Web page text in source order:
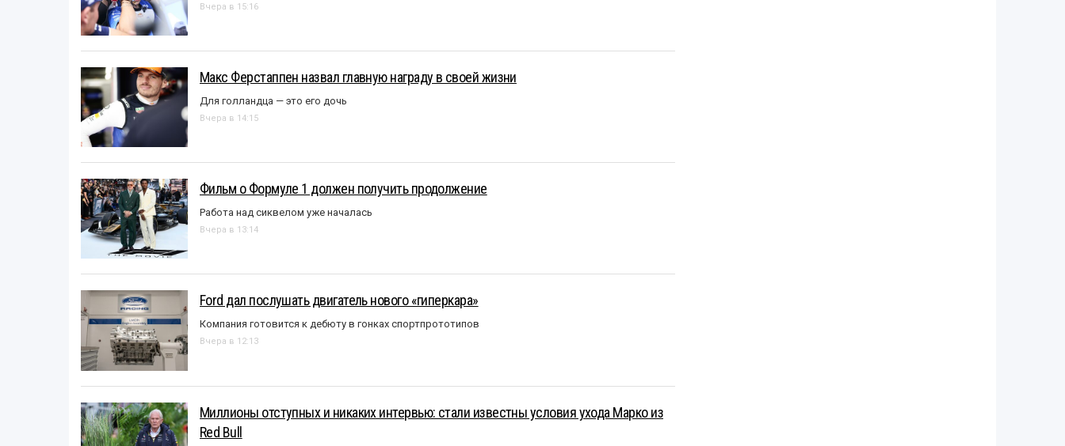
Вчера в 15:16
Макс Ферстаппен назвал главную награду в своей жизни
Для голландца — это его дочь
Вчера в 14:15
Фильм о Формуле 1 должен получить продолжение
Работа над сиквелом уже началась
Вчера в 13:14
Ford дал послушать двигатель нового «гиперкара»
Компания готовится к дебюту в гонках спортпрототипов
Вчера в 12:13
Миллионы отступных и никаких интервью: стали известны условия ухода Марко из
Red Bull